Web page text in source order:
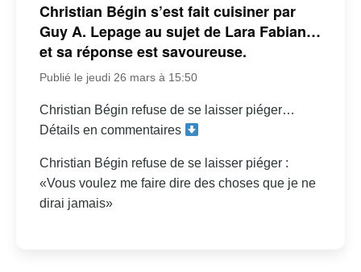
Christian Bégin s’est fait cuisiner par
Guy A. Lepage au sujet de Lara Fabian…
et sa réponse est savoureuse.
Publié le jeudi 26 mars à 15:50
Christian Bégin refuse de se laisser piéger…
Détails en commentaires
Christian Bégin refuse de se laisser piéger :
«Vous voulez me faire dire des choses que je ne
dirai jamais»